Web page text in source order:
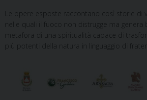
Le opere esposte raccontano così storie di
nelle quali il fuoco non distrugge ma genera
metafora di una spiritualità capace di
più potenti della natura in linguaggio di